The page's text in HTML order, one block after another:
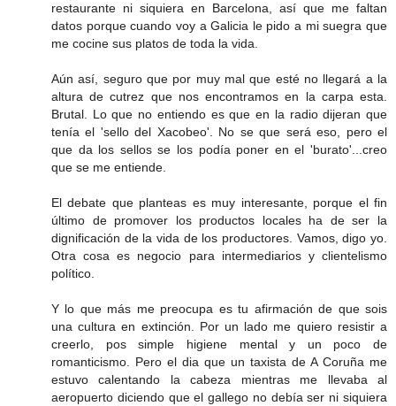
restaurante ni siquiera en Barcelona, así que me faltan
datos porque cuando voy a Galicia le pido a mi suegra que
me cocine sus platos de toda la vida.
Aún así, seguro que por muy mal que esté no llegará a la
altura de cutrez que nos encontramos en la carpa esta.
Brutal. Lo que no entiendo es que en la radio dijeran que
tenía el 'sello del Xacobeo'. No se que será eso, pero el
que da los sellos se los podía poner en el 'burato'...creo
que se me entiende.
El debate que planteas es muy interesante, porque el fin
último de promover los productos locales ha de ser la
dignificación de la vida de los productores. Vamos, digo yo.
Otra cosa es negocio para intermediarios y clientelismo
político.
Y lo que más me preocupa es tu afirmación de que sois
una cultura en extinción. Por un lado me quiero resistir a
creerlo, pos simple higiene mental y un poco de
romanticismo. Pero el dia que un taxista de A Coruña me
estuvo calentando la cabeza mientras me llevaba al
aeropuerto diciendo que el gallego no debía ser ni siquiera